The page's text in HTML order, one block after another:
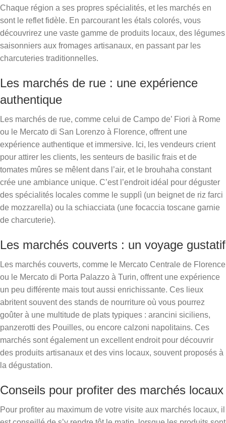
Chaque région a ses propres spécialités, et les marchés en
sont le reflet fidèle. En parcourant les étals colorés, vous
découvrirez une vaste gamme de produits locaux, des légumes
saisonniers aux fromages artisanaux, en passant par les
charcuteries traditionnelles.
Les marchés de rue : une expérience
authentique
Les marchés de rue, comme celui de Campo de’ Fiori à Rome
ou le Mercato di San Lorenzo à Florence, offrent une
expérience authentique et immersive. Ici, les vendeurs crient
pour attirer les clients, les senteurs de basilic frais et de
tomates mûres se mêlent dans l’air, et le brouhaha constant
crée une ambiance unique. C’est l’endroit idéal pour déguster
des spécialités locales comme le supplì (un beignet de riz farci
de mozzarella) ou la schiacciata (une focaccia toscane garnie
de charcuterie).
Les marchés couverts : un voyage gustatif
Les marchés couverts, comme le Mercato Centrale de Florence
ou le Mercato di Porta Palazzo à Turin, offrent une expérience
un peu différente mais tout aussi enrichissante. Ces lieux
abritent souvent des stands de nourriture où vous pourrez
goûter à une multitude de plats typiques : arancini siciliens,
panzerotti des Pouilles, ou encore calzoni napolitains. Ces
marchés sont également un excellent endroit pour découvrir
des produits artisanaux et des vins locaux, souvent proposés à
la dégustation.
Conseils pour profiter des marchés locaux
Pour profiter au maximum de votre visite aux marchés locaux, il